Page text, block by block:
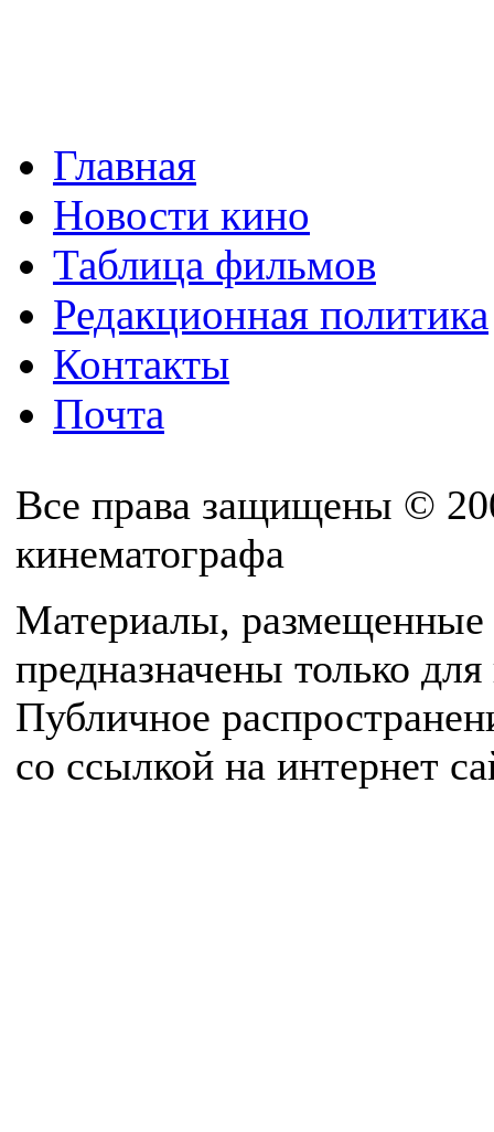
Главная
Новости кино
Таблица фильмов
Редакционная политика
Контакты
Почта
Все права защищены ©
кинематографа
Материалы, размещенные
предназначены только
Публичное
со ссылкой на интернет